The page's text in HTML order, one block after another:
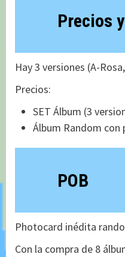
Precios
Hay 3 versiones (A-
Precios:
SET Álbum (3
Álbum Random con
POB
Photocard inédita
Con la compra de 8